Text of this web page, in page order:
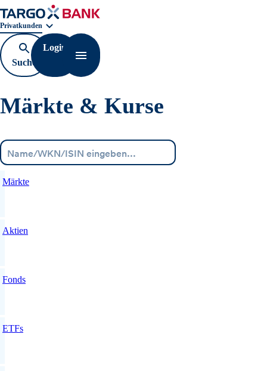
Geschäftsbereichnavigation. Aktuelle Auswahl:
Privatkunden
Suche
öffnen
Login
Navigation öffnen
Märkte & Kurse
Märkte
Aktien
Fonds
ETFs